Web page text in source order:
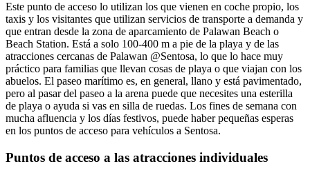
Este punto de acceso lo utilizan los que vienen en coche propio, los
taxis y los visitantes que utilizan servicios de transporte a demanda y
que entran desde la zona de aparcamiento de Palawan Beach o
Beach Station. Está a solo 100-400 m a pie de la playa y de las
atracciones cercanas de Palawan @Sentosa, lo que lo hace muy
práctico para familias que llevan cosas de playa o que viajan con los
abuelos. El paseo marítimo es, en general, llano y está pavimentado,
pero al pasar del paseo a la arena puede que necesites una esterilla
de playa o ayuda si vas en silla de ruedas. Los fines de semana con
mucha afluencia y los días festivos, puede haber pequeñas esperas
en los puntos de acceso para vehículos a Sentosa.
Puntos de acceso a las atracciones individuales